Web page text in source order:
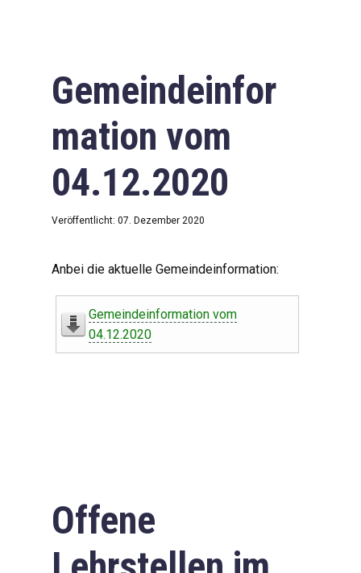
Gemeindeinfor
mation vom
04.12.2020
Veröffentlicht: 07. Dezember 2020
Anbei die aktuelle Gemeindeinformation:
Gemeindeinformation vom
04.12.2020
Offene